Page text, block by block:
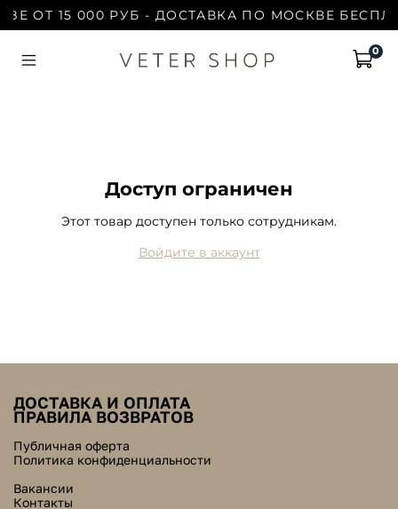
ОТ 15 000 РУБ - ДОСТАВКА ПО МОСКВЕ
0
Доступ ограничен
Этот товар доступен только сотрудникам.
Войдите в аккаунт
ДОСТАВКА И ОПЛАТА
ПРАВИЛА ВОЗВРАТОВ
Публичная оферта
Политика конфиденциальности
Вакансии
Контакты